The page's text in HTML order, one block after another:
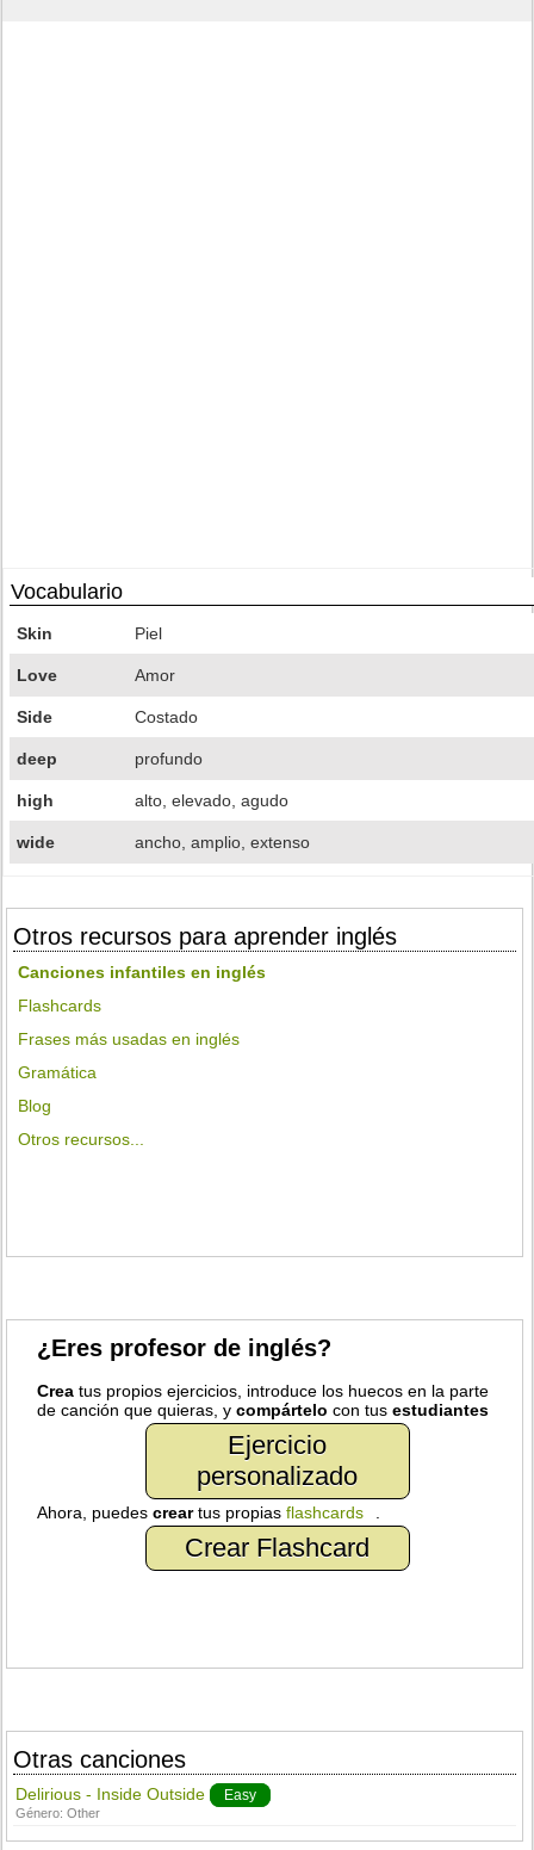
Vocabulario
Skin Piel
Love Amor
Side Costado
deep profundo
high alto, elevado, agudo
wide ancho, amplio, extenso
Otros recursos para aprender inglés
Canciones infantiles en inglés
Flashcards
Frases más usadas en inglés
Gramática
Blog
Otros recursos...
¿Eres profesor de inglés?
Crea tus propios ejercicios, introduce los huecos en la parte
de canción que quieras, ycompártelo con tusestudiantes
Ejercicio
personalizado
Ahora, puedescreartus propiasflashcards
Crear Flashcard
Otras canciones
Delirious - Inside Outside Easy
Género:Other